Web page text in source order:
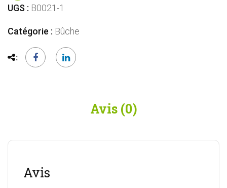
Glacées
UGS : B0021-1
Catégorie : Bûche
Avis (0)
Avis